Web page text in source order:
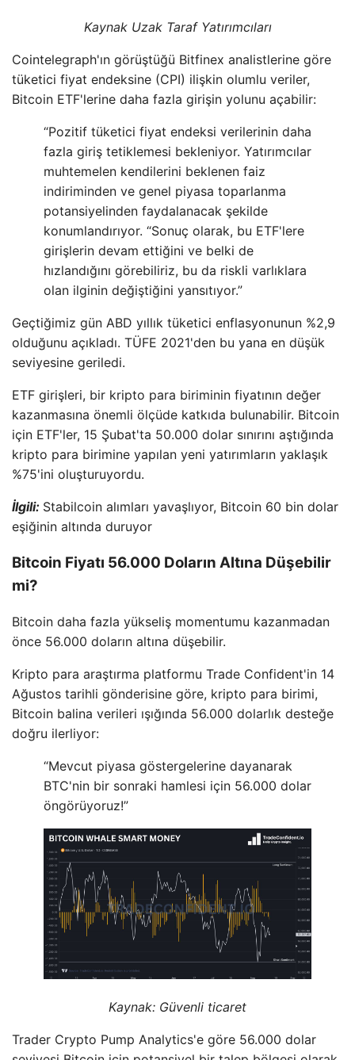
Kaynak Uzak Taraf Yatırımcıları
Cointelegraph'ın görüştüğü Bitfinex analistlerine göre
tüketici fiyat endeksine (CPI) ilişkin olumlu veriler,
Bitcoin ETF'lerine daha fazla girişin yolunu açabilir:
“Pozitif tüketici fiyat endeksi verilerinin daha
fazla giriş tetiklemesi bekleniyor. Yatırımcılar
muhtemelen kendilerini beklenen faiz
indiriminden ve genel piyasa toparlanma
potansiyelinden faydalanacak şekilde
konumlandırıyor. “Sonuç olarak, bu ETF'lere
girişlerin devam ettiğini ve belki de
hızlandığını görebiliriz, bu da riskli varlıklara
olan ilginin değiştiğini yansıtıyor.”
Geçtiğimiz gün ABD yıllık tüketici enflasyonunun %2,9
olduğunu açıkladı. TÜFE 2021'den bu yana en düşük
seviyesine geriledi.
ETF girişleri, bir kripto para biriminin fiyatının değer
kazanmasına önemli ölçüde katkıda bulunabilir. Bitcoin
için ETF'ler, 15 Şubat'ta 50.000 dolar sınırını aştığında
kripto para birimine yapılan yeni yatırımların yaklaşık
%75'ini oluşturuyordu.
İlgili: Stabilcoin alımları yavaşlıyor, Bitcoin 60 bin dolar
eşiğinin altında duruyor
Bitcoin Fiyatı 56.000 Doların Altına Düşebilir
mi?
Bitcoin daha fazla yükseliş momentumu kazanmadan
önce 56.000 doların altına düşebilir.
Kripto para araştırma platformu Trade Confident'in 14
Ağustos tarihli gönderisine göre, kripto para birimi,
Bitcoin balina verileri ışığında 56.000 dolarlık desteğe
doğru ilerliyor:
“Mevcut piyasa göstergelerine dayanarak
BTC'nin bir sonraki hamlesi için 56.000 dolar
öngörüyoruz!”
Kaynak: Güvenli ticaret
Trader Crypto Pump Analytics'e göre 56.000 dolar